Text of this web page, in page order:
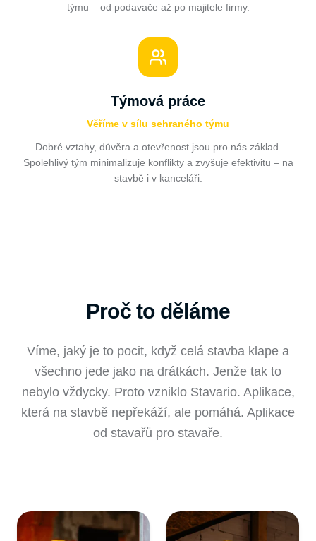
týmu – od podavače až po majitele firmy.
Týmová práce
Věříme v sílu sehraného týmu
Dobré vztahy, důvěra a otevřenost jsou pro nás základ.
Spolehlivý tým minimalizuje konflikty a zvyšuje efektivitu – na
stavbě i v kanceláři.
Proč to děláme
Víme, jaký je to pocit, když celá stavba klape a
všechno jede jako na drátkách. Jenže tak to
nebylo vždycky. Proto vzniklo Stavario. Aplikace,
která na stavbě nepřekáží, ale pomáhá. Aplikace
od stavařů pro stavaře.